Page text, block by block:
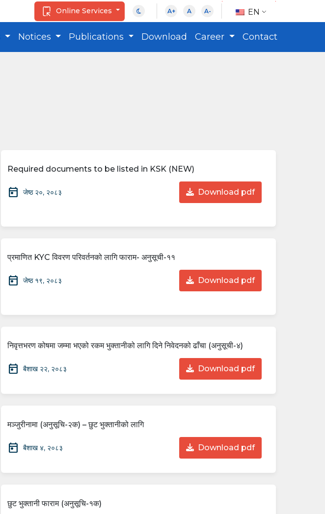
Online Services A+ A A- EN
Notices Publications Download Career Contact
Required documents to be listed in KSK (NEW)
today जेष्ठ २०, २०८३ Download pdf
प्रमाणित KYC विवरण परिवर्तनको लागि फाराम- अनुसूची-११
today जेष्ठ १९, २०८३ Download pdf
निवृत्तभरण कोषमा जम्मा भएको रकम भुक्तानीको लागि दिने निवेदनको ढाँचा (अनुसूची-४)
today बैशाख २२, २०८३ Download pdf
मञ्जुरीनामा (अनुसूचि-२क) – छुट भुक्तानीको लागि
today बैशाख ४, २०८३ Download pdf
छुट भुक्तानी फाराम (अनुसूचि-१क)